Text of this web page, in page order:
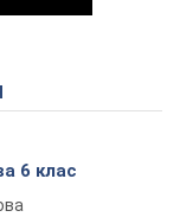
6 клас